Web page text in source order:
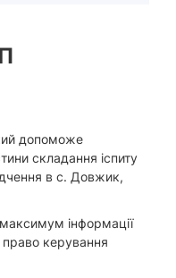
допоможе
складання іспиту
в с. Довжик,
інформації
право керування